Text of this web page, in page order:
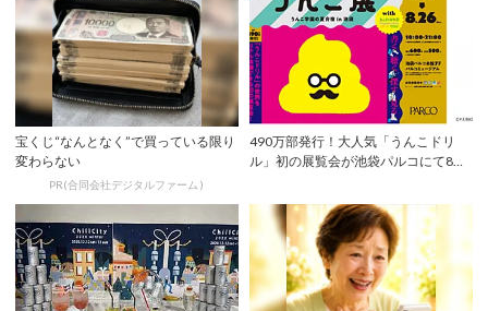
宝くじ“なんとなく”で買っている限り
変わらない
PR(合同会社デジタルファーム )
490万部発行！大人気「うんこドリ
ル」初の展覧会が池袋パルコにて8月